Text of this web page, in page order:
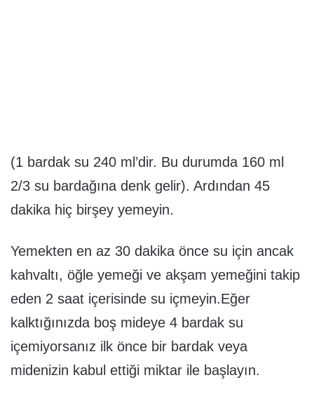
(1 bardak su 240 ml’dir. Bu durumda 160 ml
2/3 su bardağına denk gelir). Ardından 45
dakika hiç birşey yemeyin.
Yemekten en az 30 dakika önce su için ancak
kahvaltı, öğle yemeği ve akşam yemeğini takip
eden 2 saat içerisinde su içmeyin.Eğer
kalktığınızda boş mideye 4 bardak su
içemiyorsanız ilk önce bir bardak veya
midenizin kabul ettiği miktar ile başlayın.